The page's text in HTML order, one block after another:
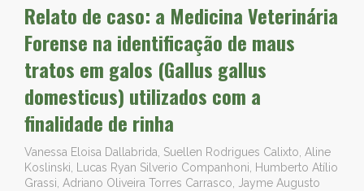
Relato de caso: a Medicina Veterinária
Forense na identificação de maus
tratos em galos (Gallus gallus
domesticus) utilizados com a
finalidade de rinha
Vanessa Eloisa Dallabrida, Suellen Rodrigues Calixto, Aline
Koslinski, Lucas Ryan Silverio Companhoni, Humberto Atílio
Grassi, Adriano Oliveira Torres Carrasco, Jayme Augusto